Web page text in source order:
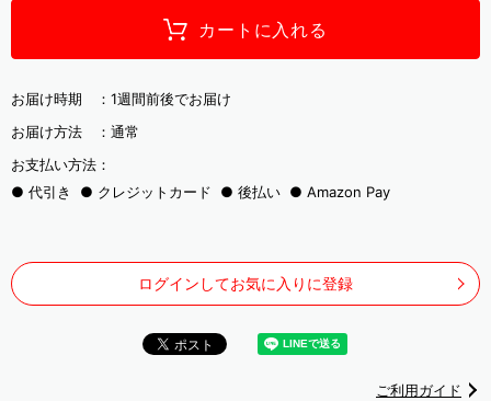
カートに入れる
お届け時期 ： 1週間前後でお届け
お届け方法 ： 通常
お支払い方法：
代引き
クレジットカード 後払い Amazon Pay
ログインしてお気に入りに登録
ご利用ガイド